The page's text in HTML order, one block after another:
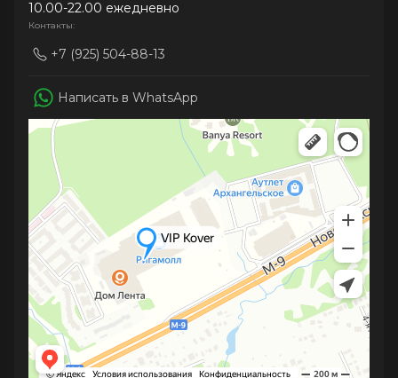
10.00-22.00 ежедневно
Контакты:
+7 (925) 504-88-13
Написать в WhatsApp